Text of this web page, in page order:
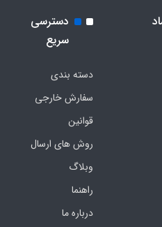
دسترسی
سریع
دسته بندی
سفارش خارجی
قوانین
روش های ارسال
وبلاگ
راهنما
درباره ما